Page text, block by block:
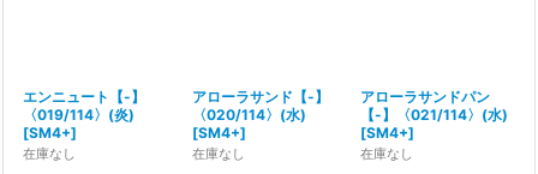
エンニュート【-】
〈019/114〉(炎)
[SM4+]
在庫なし
アローラサンド【-】
〈020/114〉(水)
[SM4+]
在庫なし
アローラサンドパン
【-】〈021/114〉(水)
[SM4+]
在庫なし